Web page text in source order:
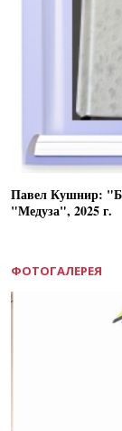
Павел Кушнир:
"Медуза", 2025 г.
ФОТОГАЛЕРЕЯ